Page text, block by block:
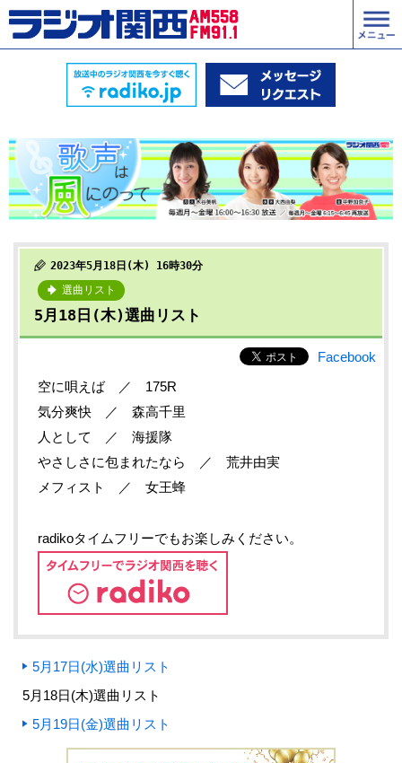
2023年5月18日(木) 16時30分
選曲リスト
5月18日(木)選曲リスト
Facebook
空に唄えば ／ 175R
気分爽快 ／ 森高千里
人として ／ 海援隊
やさしさに包まれたなら ／ 荒井由実
メフィスト ／ 女王蜂
radikoタイムフリーでもお楽しみください。
5月17日(水)選曲リスト
5月18日(木)選曲リスト
5月19日(金)選曲リスト